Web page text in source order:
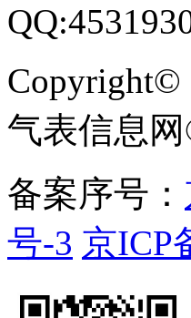
Copyright©
气表信息网
备案序号：
号-3 京ICP